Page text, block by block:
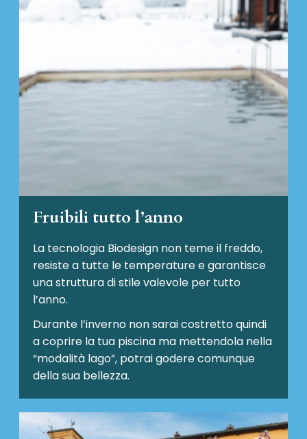
Fruibili tutto l’anno
La tecnologia Biodesign non teme il freddo,
resiste a tutte le temperature e garantisce
una struttura di stile valevole per tutto
l’anno.
Durante l’inverno non sarai costretto quindi
a coprire la tua piscina ma mettendola nella
“modalità lago”, potrai godere comunque
della sua bellezza.